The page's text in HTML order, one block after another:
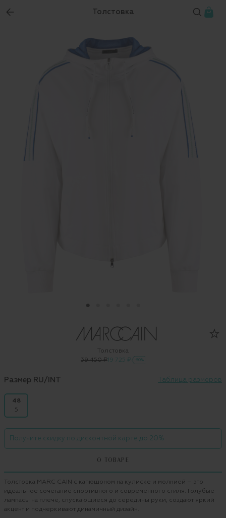
Толстовка
Толстовка
39 450 ₽ 19 725 ₽ -50%
Размер RU/INT Таблица размеров
48
5
Получите скидку по дисконтной карте до 20%
О ТОВАРЕ
Толстовка MARC CAIN с капюшоном на кулиске и молнией – это
идеальное сочетание спортивного и современного стиля. Голубые
лампасы на плече, спускающиеся до середины руки, создают яркий
акцент и подчеркивают динамичный дизайн.